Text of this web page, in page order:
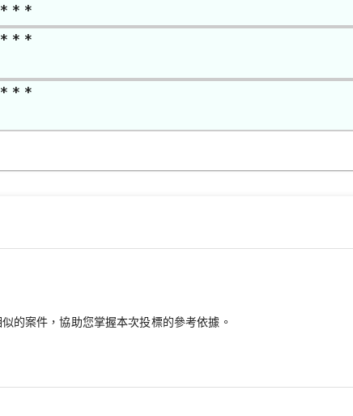
* *
* *
* *
的案件，協助您掌握本次投標的參考依據。